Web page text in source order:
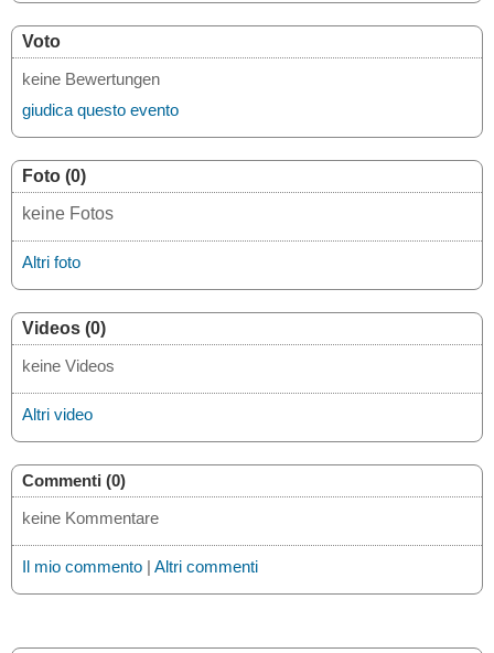
Voto
keine Bewertungen
giudica questo evento
Foto (0)
keine Fotos
Altri foto
Videos (0)
keine Videos
Altri video
Commenti (0)
keine Kommentare
Il mio commento | Altri commenti